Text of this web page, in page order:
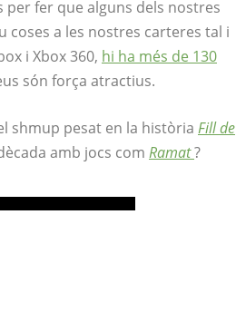
fer que alguns dels nostres
a les nostres carteres tal i
i Xbox 360, hi ha més de 130
són força atractius.
shmup pesat en la història Fill de
amb jocs com Ramat?